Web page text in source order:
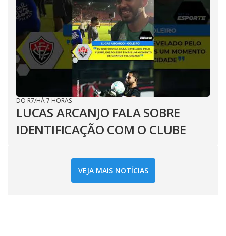
DO R7/HÁ 7 HORAS
LUCAS ARCANJO FALA SOBRE
IDENTIFICAÇÃO COM O CLUBE
VEJA MAIS NOTÍCIAS